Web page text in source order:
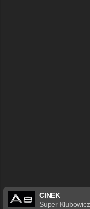
CINEK
Super Klubowicz